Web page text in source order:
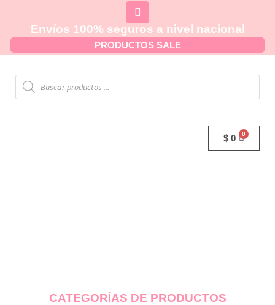
Envíos 100% seguros a nivel nacional
PRODUCTOS SALE
$ 0
CATEGORÍAS DE PRODUCTOS